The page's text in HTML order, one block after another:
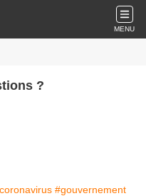
MENU
?
#gouvernement